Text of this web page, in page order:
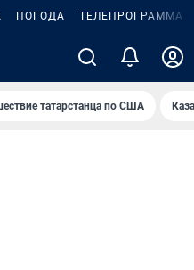
ПОГОДА ТЕЛЕПРОГРАММА
татарстанца по США